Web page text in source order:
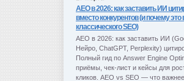
AEO в 2026: как заставить ИИ
вместо конкурентов (и почему это
классического SEO)
AEO в 2026: как заставить ИИ
Нейро, ChatGPT, Perplexity)
Полный гид по Answer Engine
приёмы, чек-лист и кейсы для
кликов. AEO vs SEO — что